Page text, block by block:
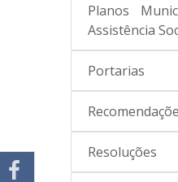
Planos
Assistência
Portarias
Resoluções